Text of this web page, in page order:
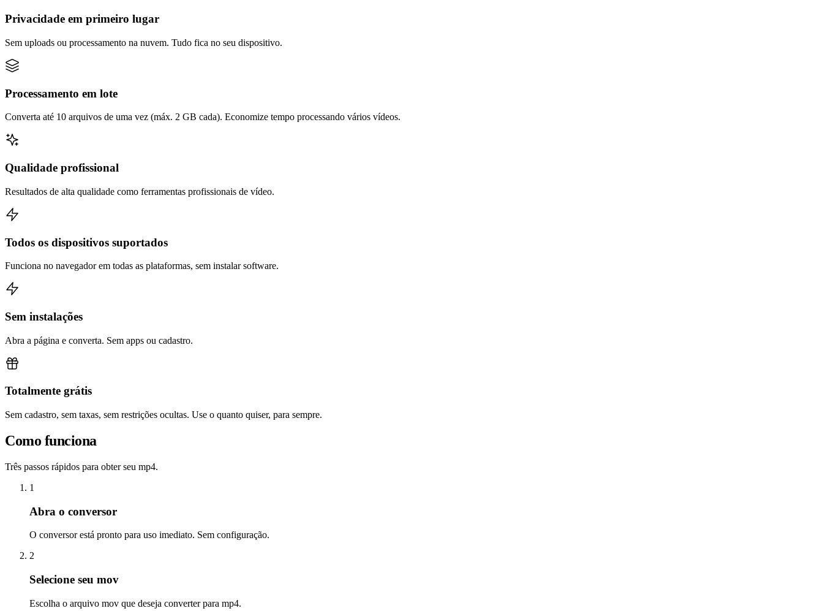
Privacidade em primeiro lugar
Sem uploads ou processamento na nuvem. Tudo fica no seu dispositivo.
Processamento em lote
Converta até 10 arquivos de uma vez (máx. 2 GB cada). Economize tempo processando vários vídeos.
Qualidade profissional
Resultados de alta qualidade como ferramentas profissionais de vídeo.
Todos os dispositivos suportados
Funciona no navegador em todas as plataformas, sem instalar software.
Sem instalações
Abra a página e converta. Sem apps ou cadastro.
Totalmente grátis
Sem cadastro, sem taxas, sem restrições ocultas. Use o quanto quiser, para sempre.
Como funciona
Três passos rápidos para obter seu mp4.
1
Abra o conversor
O conversor está pronto para uso imediato. Sem configuração.
2
Selecione seu mov
Escolha o arquivo mov que deseja converter para mp4.